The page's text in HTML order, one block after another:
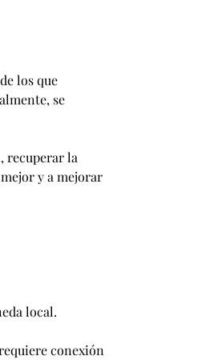
los que
se
recuperar la
y a mejorar
local.
conexión